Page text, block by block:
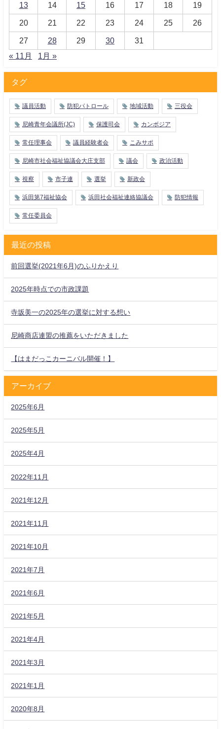
13 14 15 16 17 18 19
20 21 22 23 24 25 26
27 28 29 30
31
« 11月
1月 »
タグ
議員活動 防犯パトロール 地域活動 三役会
尼崎青年会議所(JC) 保護司会 カンボジア
常任理事会 議員経験者会 こみサポ
尼崎市社会福祉協議会大庄支部 議会 政治活動
視察 市子連 選挙 新政会
浜田第7福祉協会 浜田社会福祉連絡協議会 防犯情報
常任委員会
最近の投稿
前回選挙(2021年6月)のふりかえり
2025年時点での市政課題
寺坂美一の2025年の選挙に対する想い
尼崎商店連盟の推薦をいただきました
【はまだっこカーニバル開催！】
アーカイブ
2025年6月
2025年5月
2025年4月
2022年11月
2021年12月
2021年11月
2021年10月
2021年7月
2021年6月
2021年5月
2021年4月
2021年3月
2021年1月
2020年8月